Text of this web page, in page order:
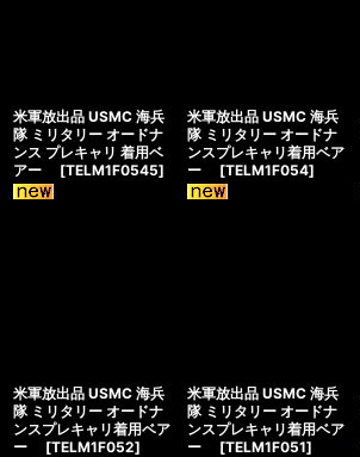
米軍放出品 USMC 海兵
隊 ミリタリー オードナ
ンス プレキャリ 着用ベ
アー
[TELM1F0545]
米軍放出品 USMC 海兵
隊 ミリタリー オードナ
ンスプレキャリ着用ベア
ー
[TELM1F054]
米軍放出品 USMC 海兵
隊 ミリタリー オードナ
ンスプレキャリ着用ベア
ー
[TELM1F052]
米軍放出品 USMC 海兵
隊 ミリタリー オードナ
ンスプレキャリ着用ベア
ー
[TELM1F051]